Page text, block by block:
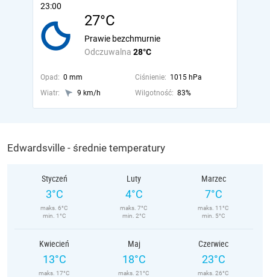
23:00
27°C
Odczuwalna 28°C
Prawie bezchmurnie
Opad: 0 mm Ciśnienie: 1015 hPa
Wiatr:
9 km/h Wilgotność: 83%
Edwardsville - średnie temperatury
Styczeń
3°C
maks. 6°C
min. 1°C
Luty
4°C
maks. 7°C
min. 2°C
Marzec
7°C
maks. 11°C
min. 5°C
Kwiecień
13°C
maks. 17°C
Maj
18°C
maks. 21°C
Czerwiec
23°C
maks. 26°C